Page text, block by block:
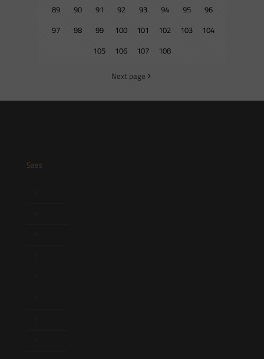
89
90 91 92 93 94 95
96
97
98 99 100 101 102 103
104
105
106 107 108
Next page
Saes